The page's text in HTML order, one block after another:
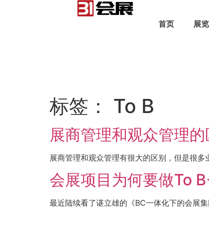
首页 展
标签： To B
展商管理和观众管理的
展商管理和观众管理有很大的区别，但是很
会展项目为何要做To
最近陆续看了谌立雄的《BC一体化下的会展